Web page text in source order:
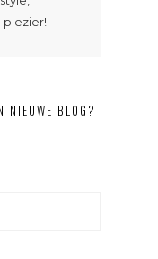
plezier!
NIEUWE BLOG?